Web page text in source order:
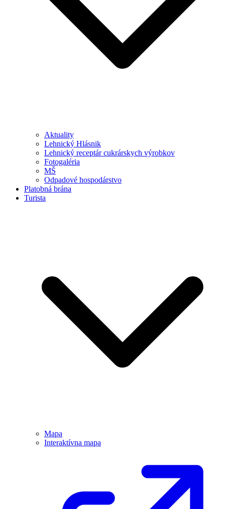
Aktuality
Lehnický Hlásnik
Lehnický receptár cukrárskych výrobkov
Fotogaléria
MŠ
Odpadové hospodárstvo
Platobná brána
Turista
Mapa
Interaktívna mapa